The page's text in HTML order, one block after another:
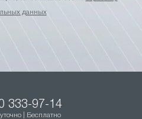
данных
333-97-14
| Бесплатно